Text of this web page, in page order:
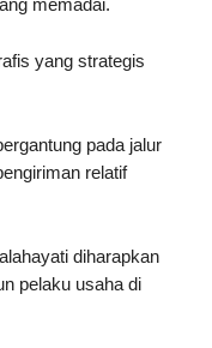
memadai.
yang strategis
pada jalur
relatif
diharapkan
pelaku usaha di